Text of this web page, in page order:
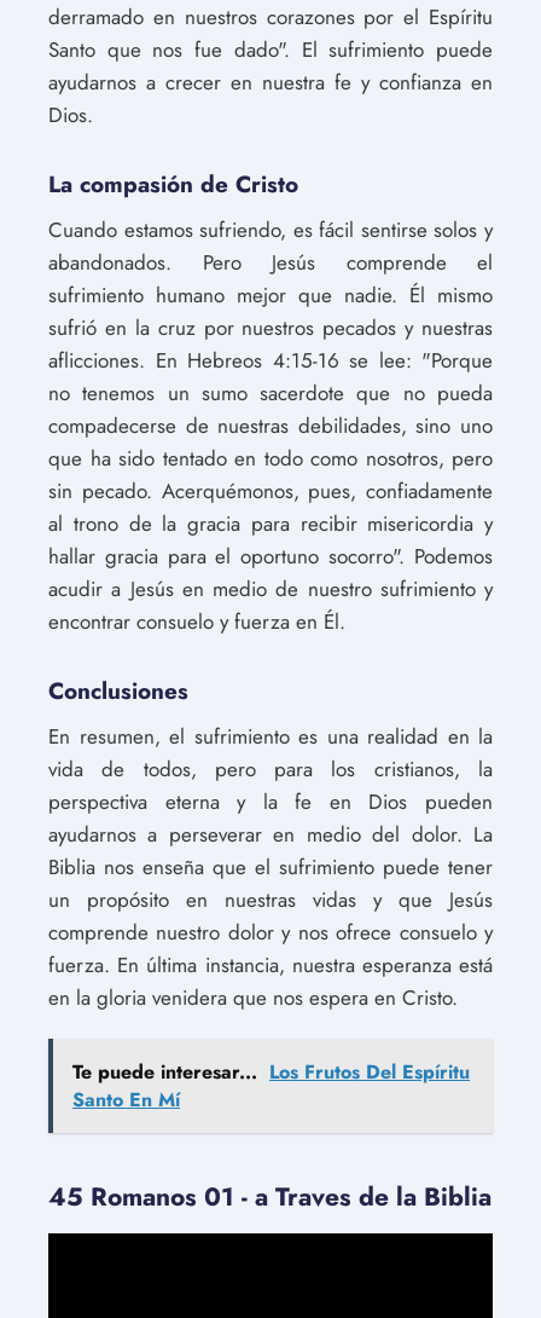
derramado en nuestros corazones por el Espíritu
Santo que nos fue dado". El sufrimiento puede
ayudarnos a crecer en nuestra fe y confianza en
Dios.
La compasión de Cristo
Cuando estamos sufriendo, es fácil sentirse solos y
abandonados. Pero Jesús comprende el
sufrimiento humano mejor que nadie. Él mismo
sufrió en la cruz por nuestros pecados y nuestras
aflicciones. En Hebreos 4:15-16 se lee: "Porque
no tenemos un sumo sacerdote que no pueda
compadecerse de nuestras debilidades, sino uno
que ha sido tentado en todo como nosotros, pero
sin pecado. Acerquémonos, pues, confiadamente
al trono de la gracia para recibir misericordia y
hallar gracia para el oportuno socorro". Podemos
acudir a Jesús en medio de nuestro sufrimiento y
encontrar consuelo y fuerza en Él.
Conclusiones
En resumen, el sufrimiento es una realidad en la
vida de todos, pero para los cristianos, la
perspectiva eterna y la fe en Dios pueden
ayudarnos a perseverar en medio del dolor. La
Biblia nos enseña que el sufrimiento puede tener
un propósito en nuestras vidas y que Jesús
comprende nuestro dolor y nos ofrece consuelo y
fuerza. En última instancia, nuestra esperanza está
en la gloria venidera que nos espera en Cristo.
Te puede interesar... Los Frutos Del Espíritu
Santo En Mí
45 Romanos 01 - a Traves de la Biblia